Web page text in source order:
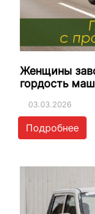
Женщины
гордость
03.03.2026
Подробнее